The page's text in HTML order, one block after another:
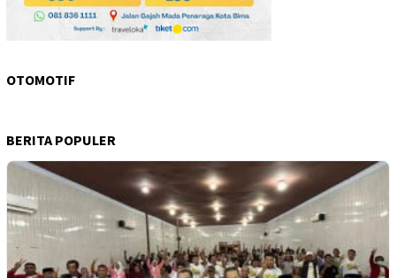
OTOMOTIF
BERITA POPULER